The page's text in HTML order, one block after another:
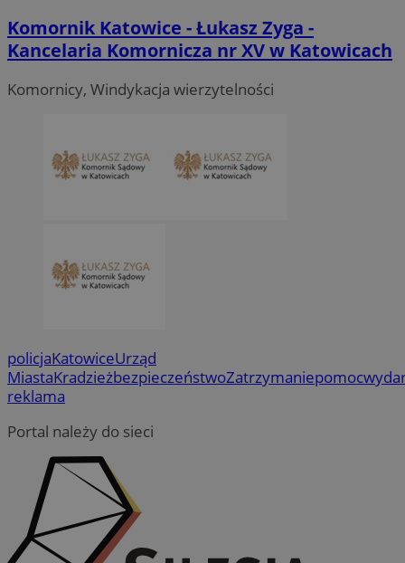
Komornik Katowice - Łukasz Zyga -
Kancelaria Komornicza nr XV w Katowicach
Komornicy, Windykacja wierzytelności
policjaKatowiceUrząd
MiastaKradzieżbezpieczeństwoZatrzymaniepomoc
reklama
Portal należy do sieci